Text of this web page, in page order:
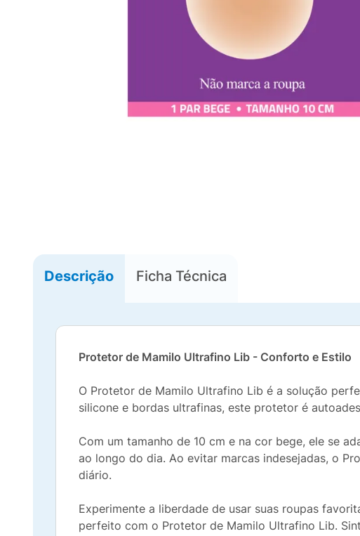
Descrição Ficha Técnica
Protetor de Mamilo Ultrafino Lib - Conforto e Estilo
O Protetor de Mamilo Ultrafino Lib é a solução
silicone e bordas ultrafinas, este protetor é
Com um tamanho de 10 cm e na cor bege, ele se
ao longo do dia. Ao evitar marcas indesejadas, o
diário.
Experimente a liberdade de usar suas roupas
perfeito com o Protetor de Mamilo Ultrafino Lib.